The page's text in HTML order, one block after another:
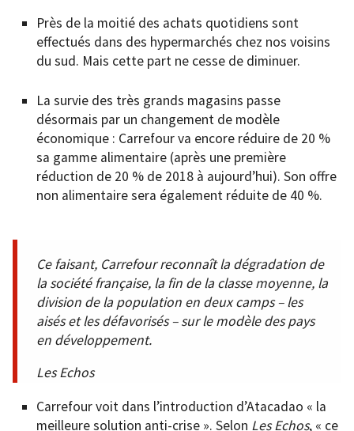
Près de la moitié des achats quotidiens sont
effectués dans des hypermarchés chez nos voisins
du sud. Mais cette part ne cesse de diminuer.
La survie des très grands magasins passe
désormais par un changement de modèle
économique : Carrefour va encore réduire de 20 %
sa gamme alimentaire (après une première
réduction de 20 % de 2018 à aujourd’hui). Son offre
non alimentaire sera également réduite de 40 %.
Ce faisant, Carrefour reconnaît la dégradation de
la société française, la fin de la classe moyenne, la
division de la population en deux camps – les
aisés et les défavorisés – sur le modèle des pays
en développement.
Les Echos
Carrefour voit dans l’introduction d’Atacadao « la
meilleure solution anti-crise ». Selon Les Echos, « ce